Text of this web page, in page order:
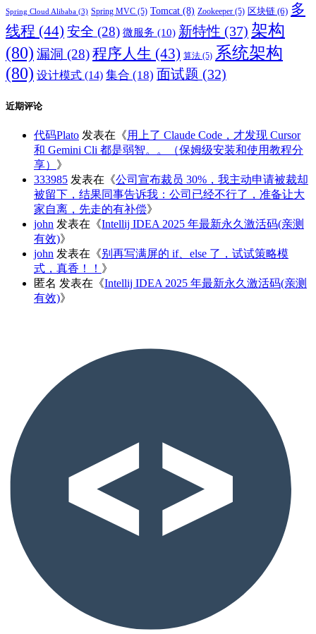
Spring Cloud Alibaba (3) Spring MVC (5) Tomcat (8) Zookeeper (5) 区块链 (6) 多
线程 (44) 安全 (28) 微服务 (10) 新特性 (37) 架构
(80) 漏洞 (28)程序人生 (43) 算法 (5) 系统架构
(80) 设计模式 (14) 集合 (18) 面试题 (32)
近期评论
代码Plato 发表在《用上了 Claude Code，才发现 Cursor
和 Gemini Cli 都是弱智。。（保姆级安装和使用教程分
享） 》
333985 发表在《公司宣布裁员 30%，我主动申请被裁却
被留下，结果同事告诉我：公司已经不行了，准备让大
家自离，先走的有补偿》
john 发表在《Intellij IDEA 2025 年最新永久激活码(亲测
有效)》
john 发表在《别再写满屏的 if、else 了，试试策略模
式，真香！！ 》
匿名 发表在《Intellij IDEA 2025 年最新永久激活码(亲测
有效)》